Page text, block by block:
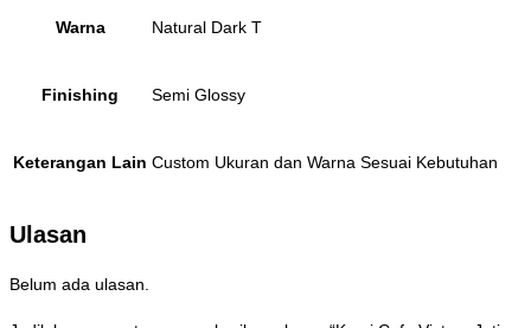
Warna Natural Dark T
Finishing Semi Glossy
Keterangan Lain Custom Ukuran dan Warna Sesuai Kebutuhan
Ulasan
Belum ada ulasan.